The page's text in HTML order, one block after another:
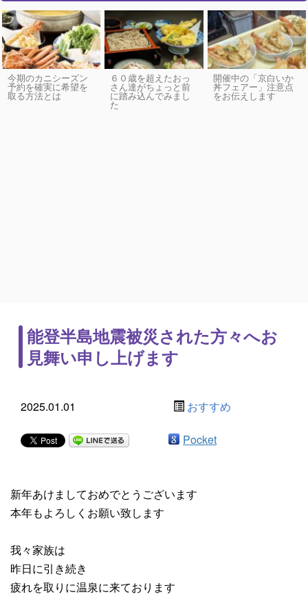
今期のカニシーズン
予約を確実に希望を
取る方法とは
６０歳を超えたおっ
さん達がちょっと前
に踏み込んでみまし
た
開催中の「京白いか
丼フェアー」注意点
をお伝えします
能登半島地震被災された方々へお
見舞い申し上げます
2025.01.01 おすすめ
Pocket
新年あけましておめでとうございます
本年もよろしくお願い致します
我々家族は
昨日に引き続き
疲れを取りに温泉に来ております